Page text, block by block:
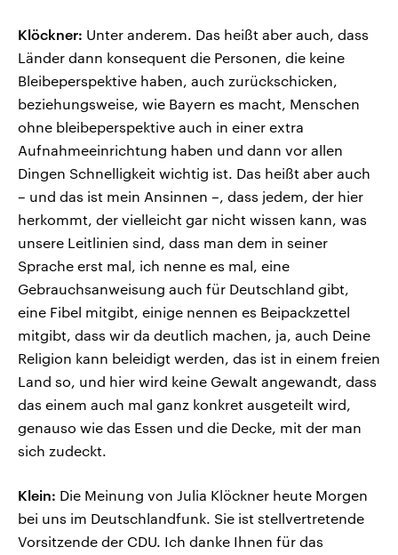
Klöckner: Unter anderem. Das heißt aber auch, dass
Länder dann konsequent die Personen, die keine
Bleibeperspektive haben, auch zurückschicken,
beziehungsweise, wie Bayern es macht, Menschen
ohne bleibeperspektive auch in einer extra
Aufnahmeeinrichtung haben und dann vor allen
Dingen Schnelligkeit wichtig ist. Das heißt aber auch
– und das ist mein Ansinnen –, dass jedem, der hier
herkommt, der vielleicht gar nicht wissen kann, was
unsere Leitlinien sind, dass man dem in seiner
Sprache erst mal, ich nenne es mal, eine
Gebrauchsanweisung auch für Deutschland gibt,
eine Fibel mitgibt, einige nennen es Beipackzettel
mitgibt, dass wir da deutlich machen, ja, auch Deine
Religion kann beleidigt werden, das ist in einem freien
Land so, und hier wird keine Gewalt angewandt, dass
das einem auch mal ganz konkret ausgeteilt wird,
genauso wie das Essen und die Decke, mit der man
sich zudeckt.
Klein: Die Meinung von Julia Klöckner heute Morgen
bei uns im Deutschlandfunk. Sie ist stellvertretende
Vorsitzende der CDU. Ich danke Ihnen für das